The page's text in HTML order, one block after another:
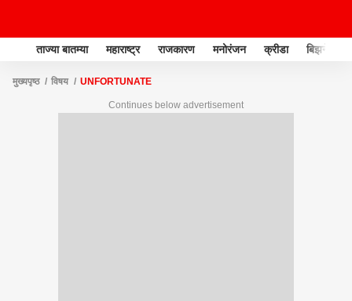
ताज्या बातम्या महाराष्ट्र राजकारण मनोरंजन क्रीडा बिझनेस
मुख्यपृष्ठ विषय UNFORTUNATE
Continues below advertisement